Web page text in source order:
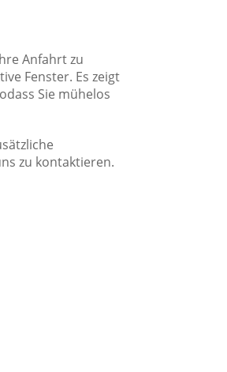
Anfahrt zu
Fenster. Es zeigt
Sie mühelos
zu kontaktieren.